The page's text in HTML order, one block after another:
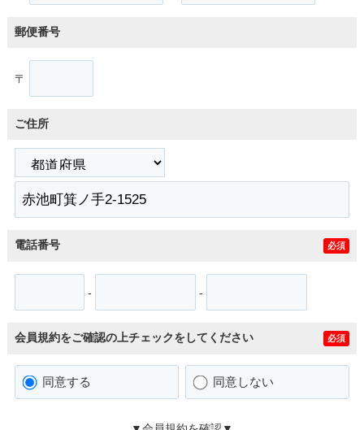
郵便番号
〒
ご住所
電話番号 必須
- -
会員規約をご確認の上チェックをしてください 必須
同意する 同意しない